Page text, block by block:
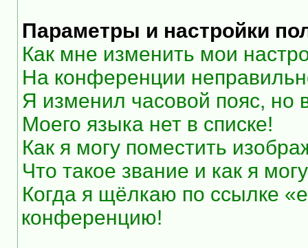
Параметры и настройки
Как мне изменить мои
На конференции
Я изменил часовой пояс, но
Моего языка нет в списке!
Как я могу поместить
Что такое звание и как я
Когда я щёлкаю по ссылке
конференцию!